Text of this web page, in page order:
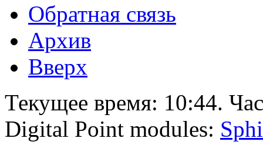
Обратная связь
Архив
Вверх
Текущее время: 10:44.
Digital Point modules: